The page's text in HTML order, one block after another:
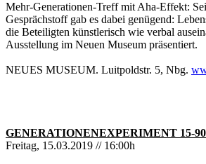
Mehr-Generationen-Treff mit Aha-Effekt:
Gesprächstoff gab es dabei genügend:
die Beteiligten künstlerisch wie verbal
Ausstellung im Neuen Museum präsentiert.
NEUES MUSEUM. Luitpoldstr. 5, Nbg.
GENERATIONENEXPERIMENT 15-
Freitag, 15.03.2019 // 16:00h